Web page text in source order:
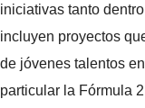
iniciativas tanto
incluyen proyectos
de jóvenes talentos
particular la Fórmula